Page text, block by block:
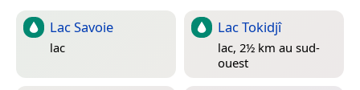
Lac Savoie
lac
Lac Tokidjî
lac, 2½ km au sud-
ouest